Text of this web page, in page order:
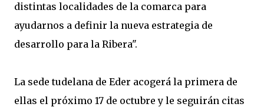
distintas localidades de la comarca para
ayudarnos a definir la nueva estrategia de
desarrollo para la Ribera".
La sede tudelana de Eder acogerá la primera de
ellas el próximo 17 de octubre y le seguirán citas